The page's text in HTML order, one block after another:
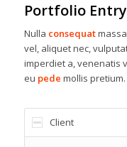
Portfolio
Nulla consequatmassa
vel, aliquet nec,
imperdiet a, venenatis
eu pede mollis
Client